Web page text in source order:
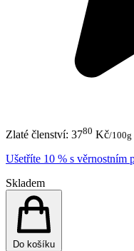
Zlaté členství: 3780 Kč/100g
Ušetříte 10 % s věrnostním
Skladem
Do košíku